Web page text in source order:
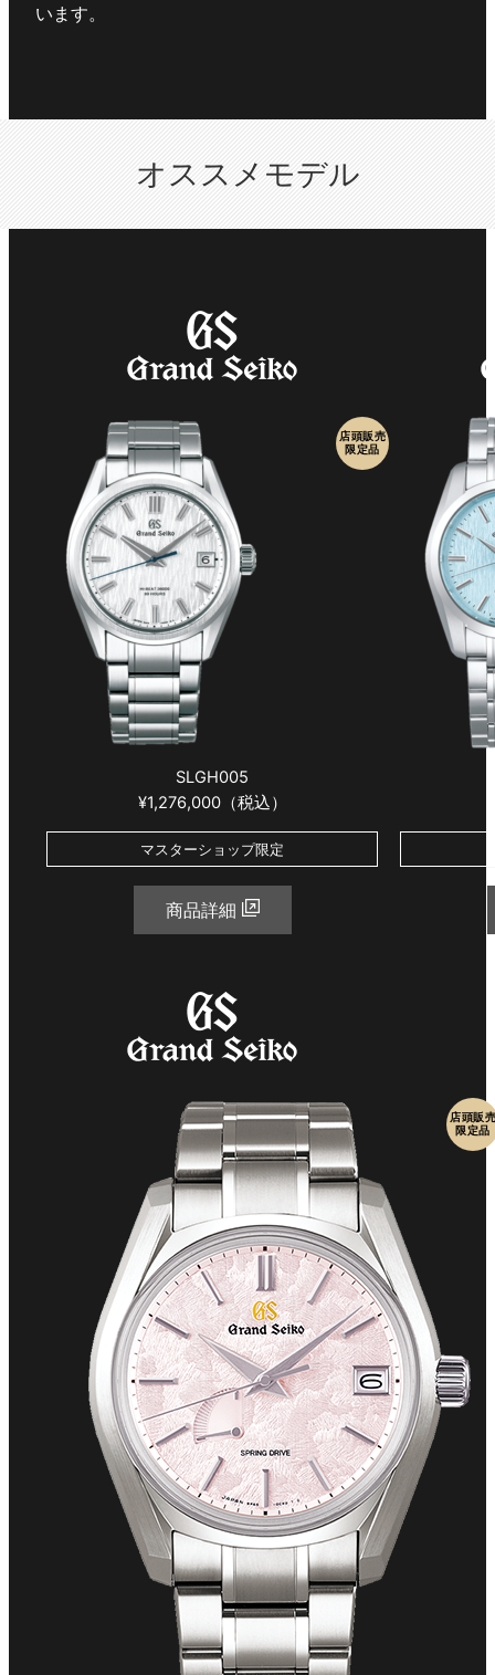
います。
オススメモデル
店頭販売
限定品
SLGH005
¥1,276,000（税込）
マスターショップ限定
商品詳細
店頭販売
限定品